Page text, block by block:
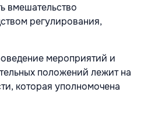
вмешательство
регулирования,
мероприятий и
положений лежит на
которая уполномочена